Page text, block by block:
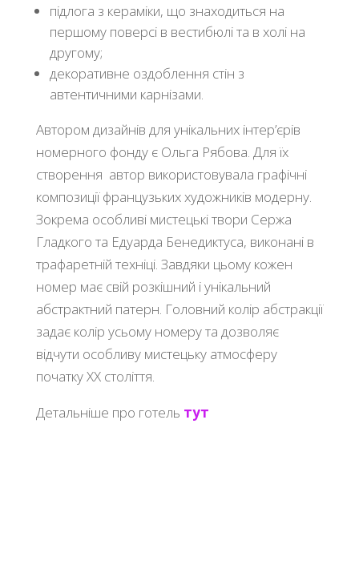
підлога з кераміки, що знаходиться на
першому поверсі в вестибюлі та в холі на
другому;
декоративне оздоблення стін з
автентичними карнізами.
Автором дизайнів для унікальних інтер’єрів
номерного фонду є Ольга Рябова. Для їх
створення автор використовувала графічні
композиції французьких художників модерну.
Зокрема особливі мистецькі твори Сержа
Гладкого та Едуарда Бенедиктуса, виконані в
трафаретній техніці. Завдяки цьому кожен
номер має свій розкішний і унікальний
абстрактний патерн. Головний колір абстракції
задає колір усьому номеру та дозволяє
відчути особливу мистецьку атмосферу
початку ХХ століття.
Детальніше про готель тут